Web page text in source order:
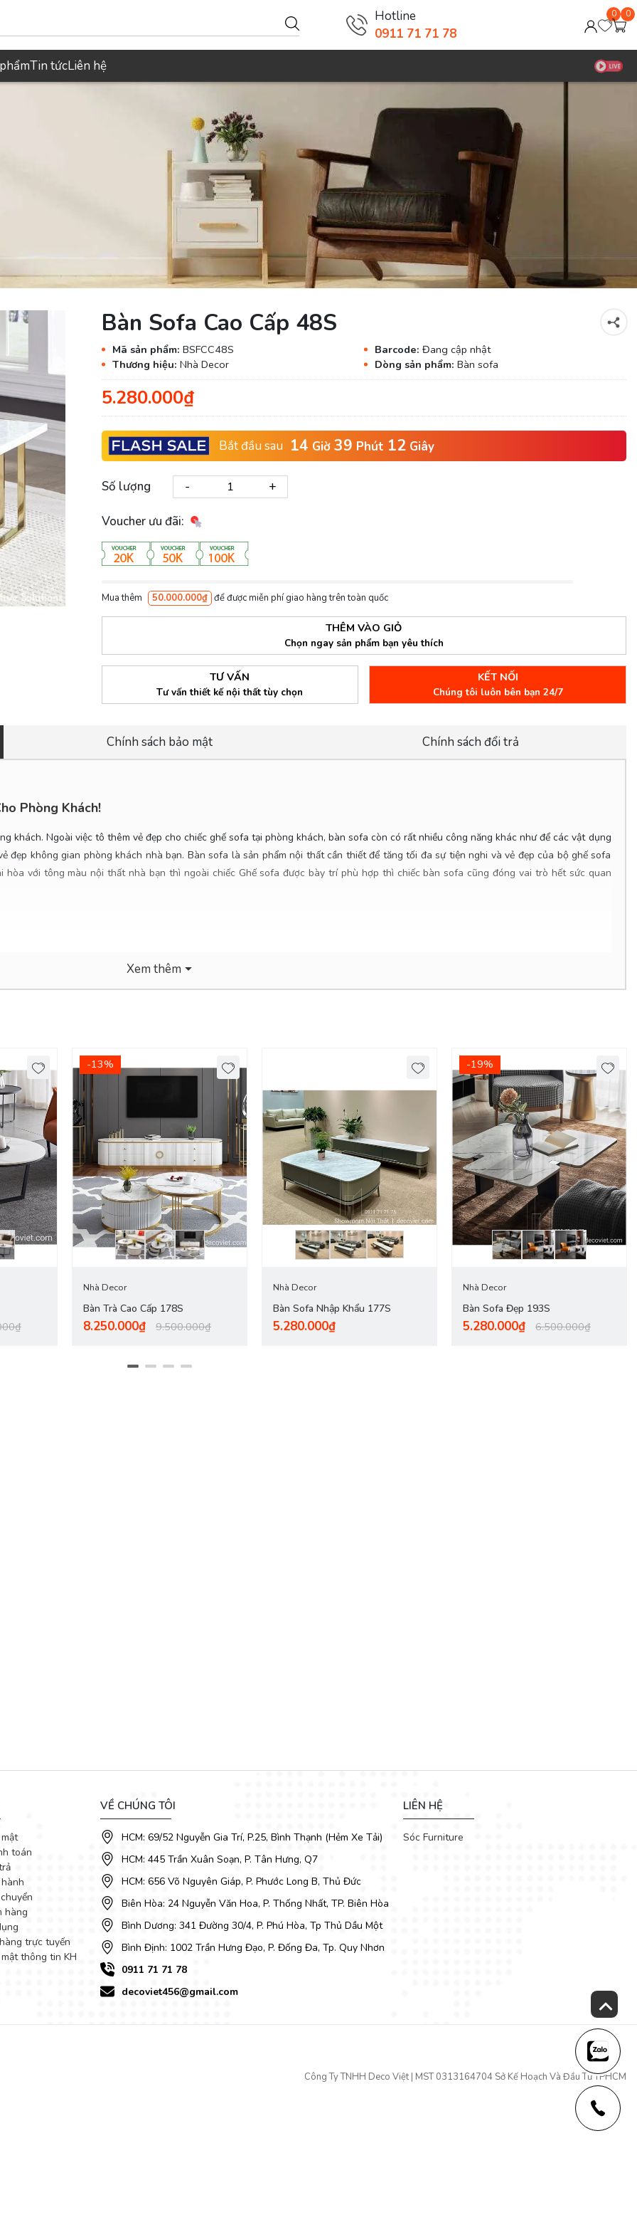
Hotline
0911 71 71 78
0 0
Tin tứcLiên hệ
Bàn Sofa Cao Cấp 48S
Mã sản phẩm: BSFCC48S Barcode: Đang cập nhật
Thương hiệu: Nhà Decor Dòng sản phẩm: Bàn sofa
5.280.000₫
Bắt đầu sau 14 Giờ 39 Phút 10 Giây
Số lượng - +
Voucher ưu đãi:
Mua thêm 50.000.000₫ để được miễn phí giao hàng trên toàn quốc
THÊM VÀO GIỎ
Chọn ngay sản phẩm bạn yêu thích
TƯ VẤN
Tư vấn thiết kế nội thất tùy chọn
KẾT NỐI
Chúng tôi luôn bên bạn 24/7
Chính sách bảo mật Chính sách đổi trả
Phòng Khách!
khách. Ngoài việc tô thêm vẻ đẹp cho chiếc ghế sofa tại phòng khách, bàn sofa còn có rất nhiều công năng khác như để các vật dụng
đẹp không gian phòng khách nhà bạn. Bàn sofa là sản phẩm nội thất cần thiết để tăng tối đa sự tiện nghi và vẻ đẹp của bộ ghế sofa
với tông màu nội thất nhà bạn thì ngoài chiếc Ghế sofa được bày trí phù hợp thì chiếc bàn sofa cũng đóng vai trò hết sức quan
nội thành Bình Dương. - Các tỉnh khác tính phí giao Chành xe do đơn vị vận chuyển báo giá.
nên vẻ đẹp riêng biệt của phòng khách. Dưới ánh đèn lung linh nơi không gian phòng khách, bàn trà sofa là nơi quây quần gia đình
huyên tâm sự bạn bè... Bạn không thể thiếu bộ bàn trà trong cuộc sống hiện đại. Tại DecoViet, với nhiều mẫu mã bàn sofabàn
phong cách của mình, nói lên vẻ cá tính và độc đáo của riêng bạn.
Xem thêm
-13%
Nhà Decor
Bàn Trà Cao Cấp 178S
8.250.000₫ 9.500.000₫
Nhà Decor
Bàn Sofa Nhập Khẩu 177S
5.280.000₫
-19%
Nhà Decor
Bàn Sofa Đẹp 193S
5.280.000₫ 6.500.000₫
toán
hàng
trực tuyến
thông tin KH
VỀ CHÚNG TÔI
HCM: 69/52 Nguyễn Gia Trí, P.25, Bình Thạnh (Hẻm Xe Tải)
HCM: 445 Trần Xuân Soạn, P. Tân Hưng, Q7
HCM: 656 Võ Nguyên Giáp, P. Phước Long B, Thủ Đức
Biên Hòa: 24 Nguyễn Văn Hoa, P. Thống Nhất, TP. Biên Hòa
Bình Dương: 341 Đường 30/4, P. Phú Hòa, Tp Thủ Dầu Một
Bình Định: 1002 Trần Hưng Đạo, P. Đống Đa, Tp. Quy Nhơn
0911 71 71 78
decoviet456@gmail.com
LIÊN HỆ
Sóc Furniture
Công Ty TNHH Deco Việt | MST 0313164704 Sở Kế Hoạch Và Đầu Tư TPHCM